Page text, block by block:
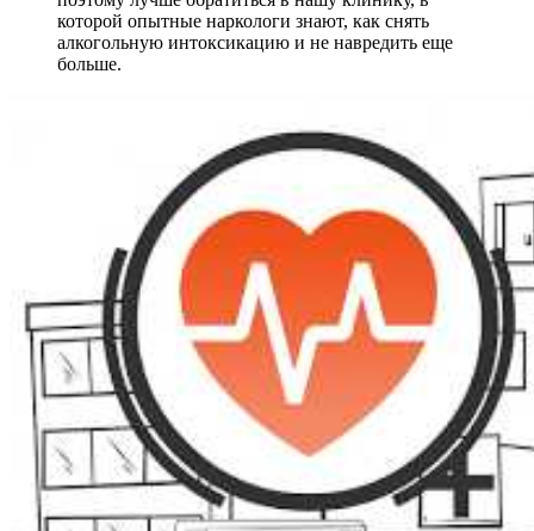
которой опытные наркологи знают, как снять
алкогольную интоксикацию и не навредить еще
больше.